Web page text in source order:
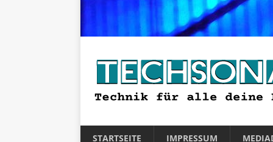
STARTSEITE IMPRESSUM